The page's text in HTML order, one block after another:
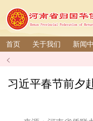
首页 关于我们 新闻
<
习近平春节前夕